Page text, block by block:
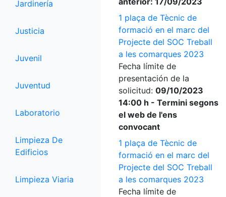
Jardinería
Justicia
Juvenil
Juventud
Laboratorio
Limpieza De
Edificios
Limpieza Viaria
1 plaça de Tècnic de
formació en el marc del
Projecte del SOC Treball
a les comarques 2023
Fecha límite de
presentación de la
solicitud: 09/10/2023
14:00 h - Termini segons
el web de l'ens
convocant
1 plaça de Tècnic de
formació en el marc del
Projecte del SOC Treball
a les comarques 2023
Fecha límite de